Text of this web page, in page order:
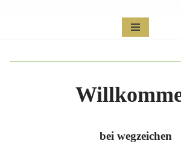
bei wegzeichen